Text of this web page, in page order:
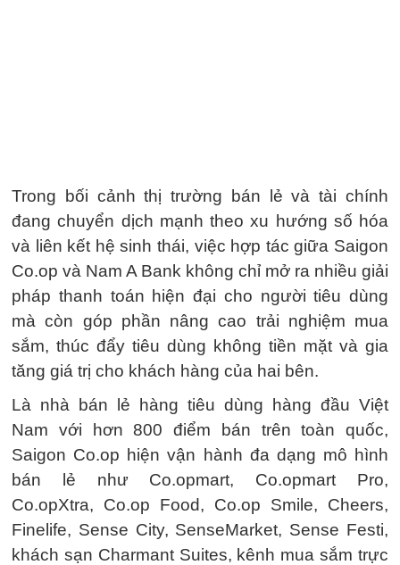
Trong bối cảnh thị trường bán lẻ và tài chính
đang chuyển dịch mạnh theo xu hướng số hóa
và liên kết hệ sinh thái, việc hợp tác giữa Saigon
Co.op và Nam A Bank không chỉ mở ra nhiều giải
pháp thanh toán hiện đại cho người tiêu dùng
mà còn góp phần nâng cao trải nghiệm mua
sắm, thúc đẩy tiêu dùng không tiền mặt và gia
tăng giá trị cho khách hàng của hai bên.
Là nhà bán lẻ hàng tiêu dùng hàng đầu Việt
Nam với hơn 800 điểm bán trên toàn quốc,
Saigon Co.op hiện vận hành đa dạng mô hình
bán lẻ như Co.opmart, Co.opmart Pro,
Co.opXtra, Co.op Food, Co.op Smile, Cheers,
Finelife, Sense City, SenseMarket, Sense Festi,
khách sạn Charmant Suites, kênh mua sắm trực